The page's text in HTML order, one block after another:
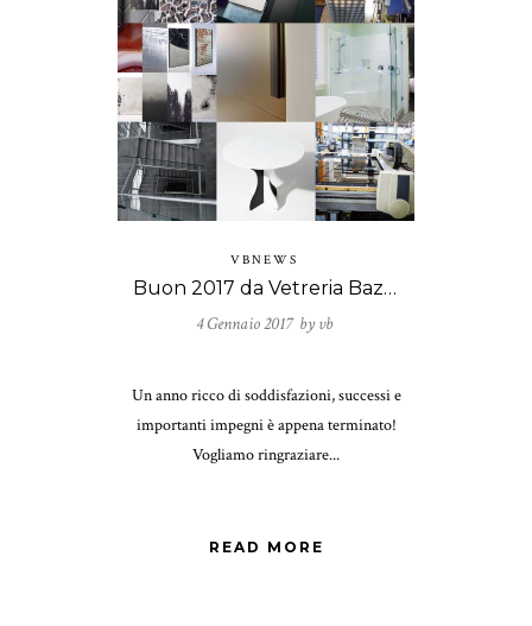
VBNEWS
Buon 2017 da Vetreria Bazzanese!
4 Gennaio 2017 by vb
Un anno ricco di soddisfazioni, successi e
importanti impegni è appena terminato!
Vogliamo ringraziare...
READ MORE